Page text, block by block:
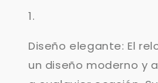
Diseño elegante: El
un diseño moderno y